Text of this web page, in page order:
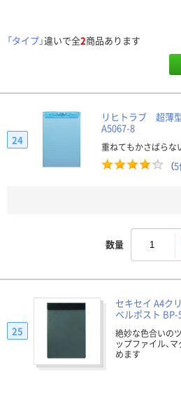
「タイプ」違いで全2商品あります
リヒトラブ 超
A5067-8
重ねてもかさばらな
（
24
数量
セキセイ A4ク
ベルポスト BP-
絶妙な色合いの
ップファイル、
めます
25